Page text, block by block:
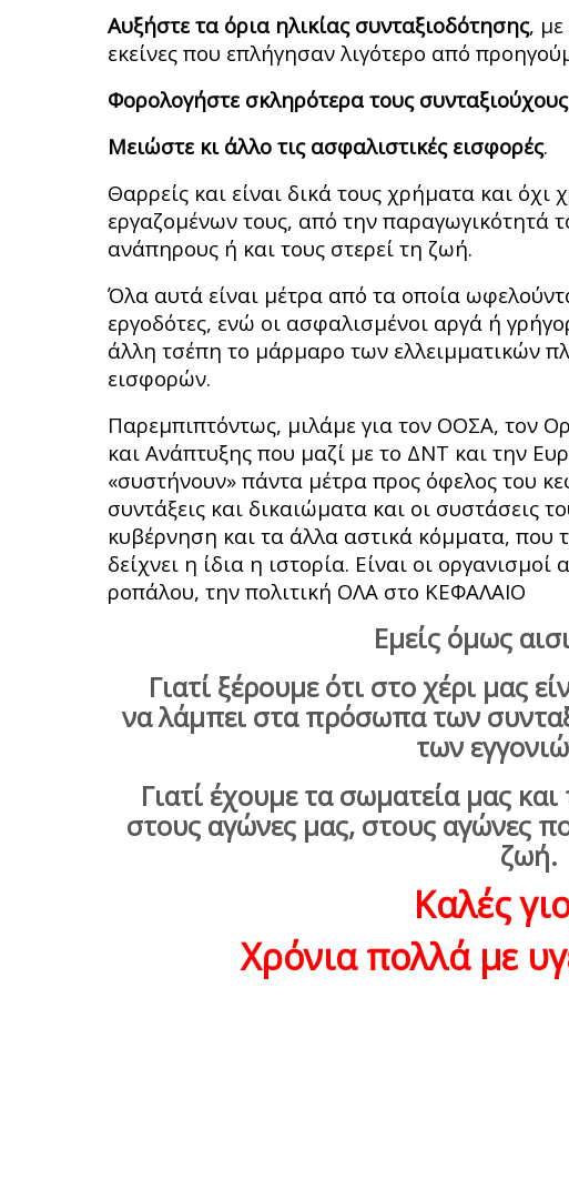
Αυξήστε τα όρια ηλικίας συνταξιοδότησης, με
εκείνες που επλήγησαν λιγότερο από
Φορολογήστε σκληρότερα τους συνταξιούχους
Μειώστε κι άλλο τις ασφαλιστικές εισφορές.
Θαρρείς και είναι δικά τους χρήματα και
εργαζομένων τους, από την παραγωγικότητά
ανάπηρους ή και τους στερεί τη ζωή.
Όλα αυτά είναι μέτρα από τα οποία
εργοδότες, ενώ οι ασφαλισμένοι αργά ή
άλλη τσέπη το μάρμαρο των ελλειμματικών
εισφορών.
Παρεμπιπτόντως, μιλάμε για τον ΟΟΣΑ, τον
και Ανάπτυξης που μαζί με το ΔΝΤ και την
«συστήνουν» πάντα μέτρα προς όφελος του
συντάξεις και δικαιώματα και οι συστάσεις
κυβέρνηση και τα άλλα αστικά κόμματα, που
δείχνει η ίδια η ιστορία. Είναι οι
ροπάλου, την πολιτική ΟΛΑ στο ΚΕΦΑΛΑΙΟ
Εμείς όμως
Γιατί ξέρουμε ότι στο χέρι μας
να λάμπει στα πρόσωπα των
των
Γιατί έχουμε τα σωματεία μας
στους αγώνες μας, στους αγώνες
ζωή.
Καλές
Χρόνια πολλά με